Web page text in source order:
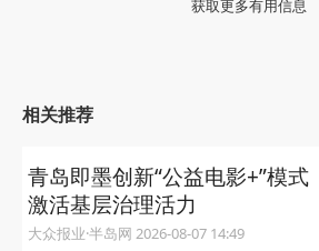
获取更多有用信息
相关推荐
青岛即墨创新“公益电影+”模式
激活基层治理活力
大众报业·半岛网 2026-08-07 14:49